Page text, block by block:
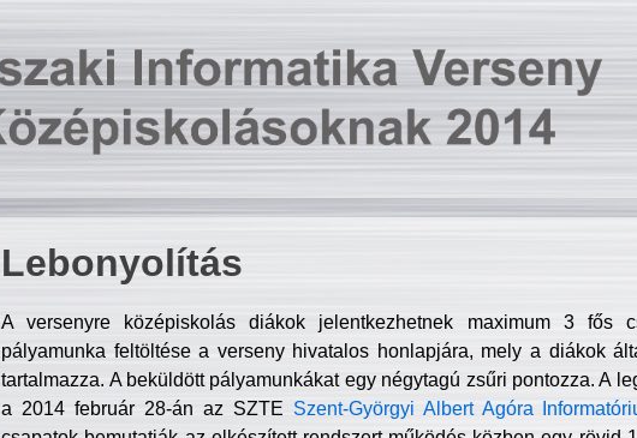
Lebonyolítás
A versenyre középiskolás diákok jelentkezhetnek maximum 3 fős
pályamunka feltöltése a verseny hivatalos honlapjára, mely a diákok
tartalmazza. A beküldött pályamunkákat egy négytagú zsűri pontozza. A
a 2014 február 28-án az SZTE Szent-Györgyi Albert Agóra